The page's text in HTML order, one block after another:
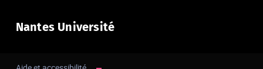
Nantes Université